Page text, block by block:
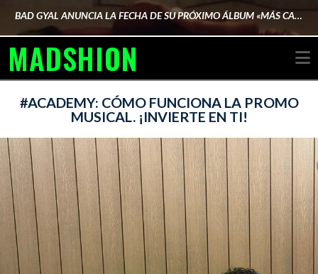
BAD GYAL ANUNCIA LA FECHA DE SU PRÓXIMO ÁLBUM «MÁS CARA»
FEBRERO 6, 2026
MADSHION
#ACADEMY: CÓMO FUNCIONA LA PROMO
MUSICAL. ¡INVIERTE EN TI!